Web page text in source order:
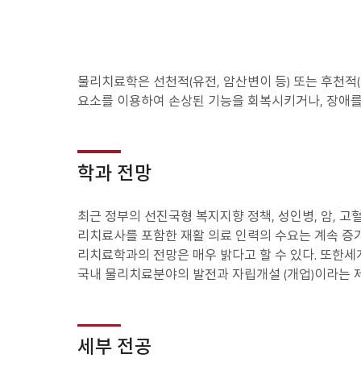
물리치료학은 선천적(유전, 암산변이 등) 또는 후천
요소를 이용하여 손상된 기능을 회복시키거나, 장애
학과 전망
최근 정부의 선진국형 복지지향 정책, 성인병, 암,
리치료사를 포함한 재활 의료 인력의 수요는 계속
리치료학과의 전망은 매우 밝다고 할 수 있다. 또한
국내 물리치료분야의 발전과 자립개설 (개업)이라는
세부 전공